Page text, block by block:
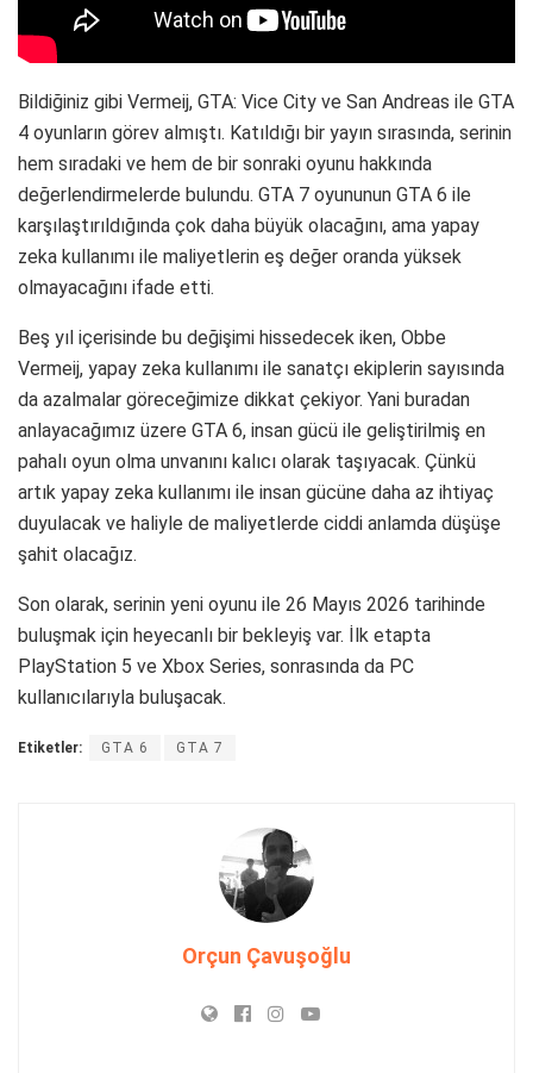
Bildiğiniz gibi Vermeij, GTA: Vice City ve San Andreas ile GTA
4 oyunların görev almıştı. Katıldığı bir yayın sırasında, serinin
hem sıradaki ve hem de bir sonraki oyunu hakkında
değerlendirmelerde bulundu. GTA 7 oyununun GTA 6 ile
karşılaştırıldığında çok daha büyük olacağını, ama yapay
zeka kullanımı ile maliyetlerin eş değer oranda yüksek
olmayacağını ifade etti.
Beş yıl içerisinde bu değişimi hissedecek iken, Obbe
Vermeij, yapay zeka kullanımı ile sanatçı ekiplerin sayısında
da azalmalar göreceğimize dikkat çekiyor. Yani buradan
anlayacağımız üzere GTA 6, insan gücü ile geliştirilmiş en
pahalı oyun olma unvanını kalıcı olarak taşıyacak. Çünkü
artık yapay zeka kullanımı ile insan gücüne daha az ihtiyaç
duyulacak ve haliyle de maliyetlerde ciddi anlamda düşüşe
şahit olacağız.
Son olarak, serinin yeni oyunu ile 26 Mayıs 2026 tarihinde
buluşmak için heyecanlı bir bekleyiş var. İlk etapta
PlayStation 5 ve Xbox Series, sonrasında da PC
kullanıcılarıyla buluşacak.
Etiketler: GTA 6 GTA 7
Orçun Çavuşoğlu